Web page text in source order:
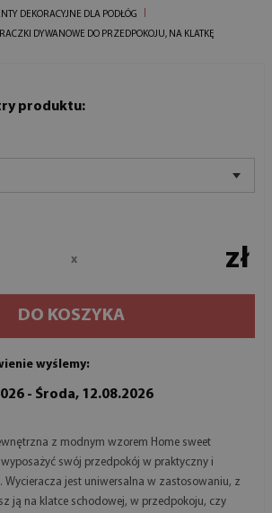
DEKORACYJNE DLA PODŁÓG
DYWANOWE DO PRZEDPOKOJU, NA KLATKĘ
produktu:
x zł
DO KOSZYKA
wyślemy:
- Środa, 12.08.2026
z modnym wzorem Home sweet
swój przedpokój w praktyczny i
Wycieracza jest uniwersalna w zastosowaniu, z
ją na klatce schodowej, w przedpokoju, czy